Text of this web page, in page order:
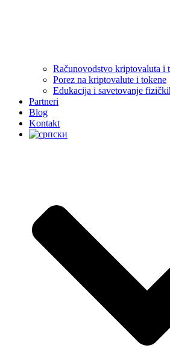
Računovodstvo kriptovaluta i
Porez na kriptovalute i tokene
Edukacija i savetovanje
Partneri
Blog
Kontakt